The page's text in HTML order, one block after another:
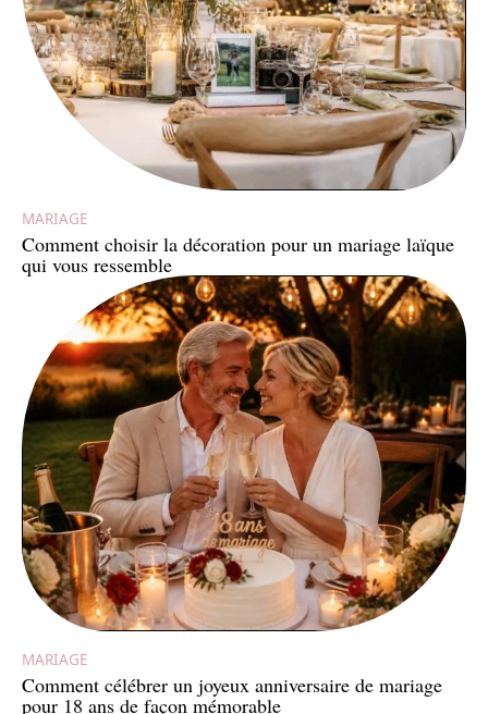
MARIAGE
Comment choisir la décoration pour un mariage laïque
qui vous ressemble
MARIAGE
Comment célébrer un joyeux anniversaire de mariage
pour 18 ans de façon mémorable